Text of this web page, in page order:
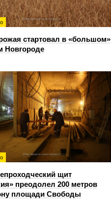
стартовал в «большом»
Новгороде
щит
преодолел 200 метров
площади Свободы